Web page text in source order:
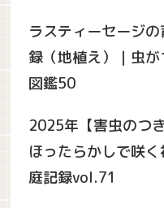
ラスティーセージ
録（地植え）｜虫
図鑑50
2025年【害虫のつ
ほったらかしで咲く
庭記録vol.71